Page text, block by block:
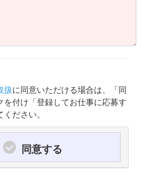
扱に同意いただける場合は、「同
を付け「登録してお仕事に応募す
ださい。
同意する